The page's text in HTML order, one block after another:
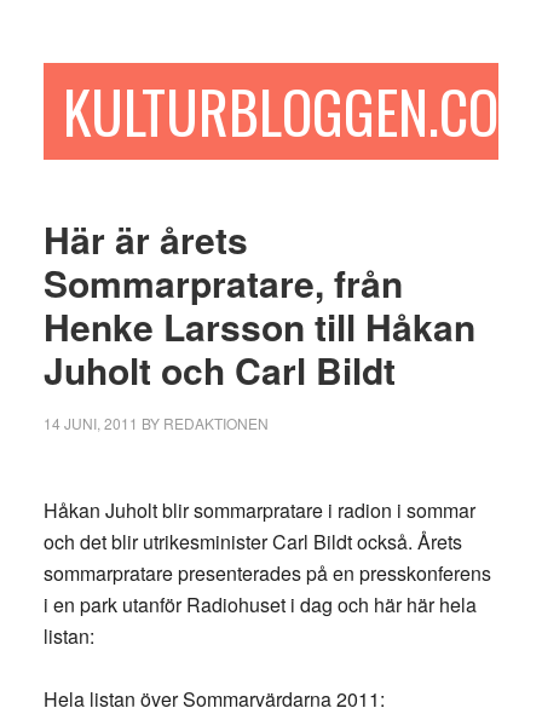
sidofältetKULTURBLOGGEN.COM
Här är årets
Sommarpratare, från
Henke Larsson till Håkan
Juholt och Carl Bildt
14 JUNI, 2011 BY REDAKTIONEN
Håkan Juholt blir sommarpratare i radion i sommar
och det blir utrikesminister Carl Bildt också. Årets
sommarpratare presenterades på en presskonferens
i en park utanför Radiohuset i dag och här här hela
listan:
Hela listan över Sommarvärdarna 2011: